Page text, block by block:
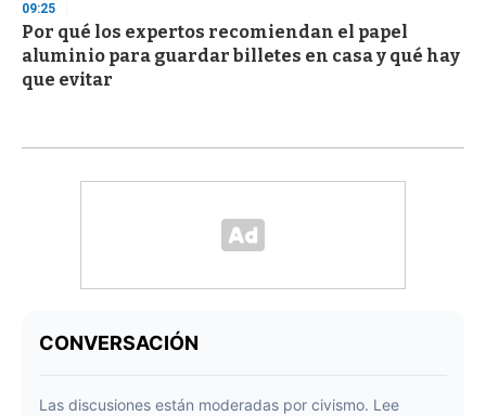
09:25
Por qué los expertos recomiendan el papel
aluminio para guardar billetes en casa y qué hay
que evitar